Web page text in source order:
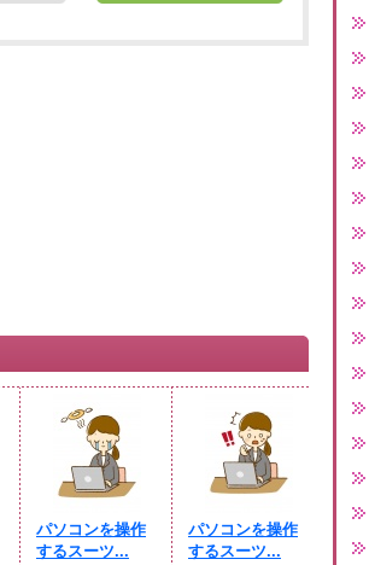
パソコンを操作
するスーツ...
パソコンを操作
するスーツ...